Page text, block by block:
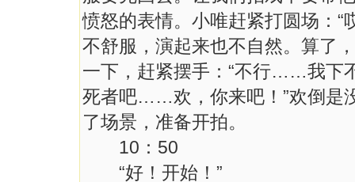
愤怒的表情。小唯赶紧打圆场：
不舒服，演起来也不自然。算了
一下，赶紧摆手：“不行……我
死者吧……欢，你来吧！”欢倒是
了场景，准备开拍。
10：50
“好！开始！”